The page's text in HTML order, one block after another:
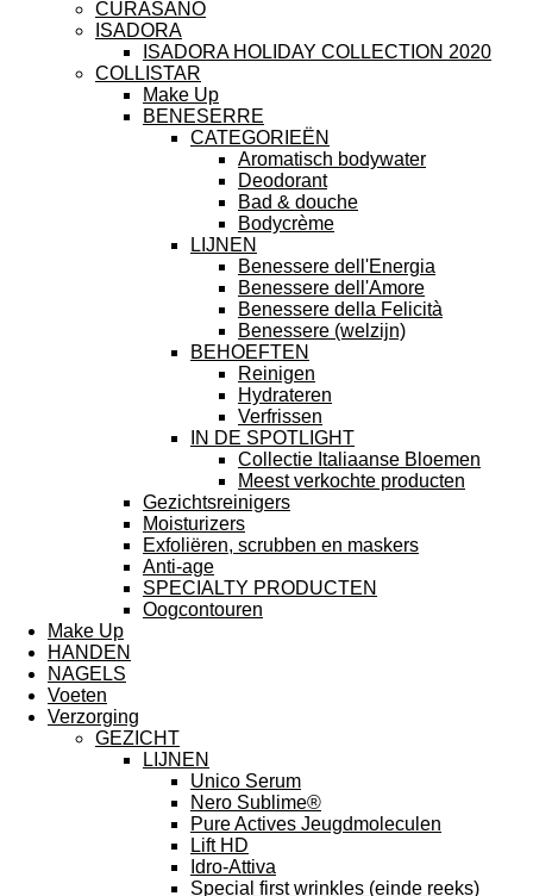
CURASANO
ISADORA
ISADORA HOLIDAY COLLECTION 2020
COLLISTAR
Make Up
BENESERRE
CATEGORIEËN
Aromatisch bodywater
Deodorant
Bad & douche
Bodycrème
LIJNEN
Benessere dell'Energia
Benessere dell'Amore
Benessere della Felicità
Benessere (welzijn)
BEHOEFTEN
Reinigen
Hydrateren
Verfrissen
IN DE SPOTLIGHT
Collectie Italiaanse Bloemen
Meest verkochte producten
Gezichtsreinigers
Moisturizers
Exfoliëren, scrubben en maskers
Anti-age
SPECIALTY PRODUCTEN
Oogcontouren
Make Up
HANDEN
NAGELS
Voeten
Verzorging
GEZICHT
LIJNEN
Unico Serum
Nero Sublime®
Pure Actives Jeugdmoleculen
Lift HD
Idro-Attiva
Special first wrinkles (einde reeks)